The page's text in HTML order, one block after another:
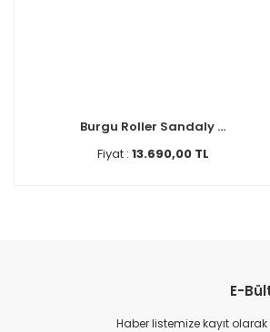
Burgu Roller Sandaly ...
Fiyat : 13.690,00 TL
E-
Haber listemize kayıt